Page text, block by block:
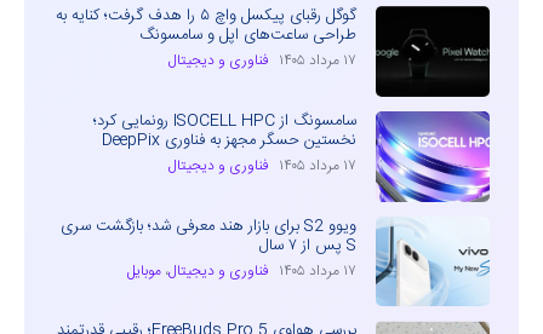
گوگل رقبای پیکسل واچ ۵ را هدف گرفت؛ کنایه به
طراحی ساعت‌های اپل و سامسونگ
۱۷ مرداد ۱۴۰۵ فناوری و دیجیتال
سامسونگ از ISOCELL HPC رونمایی کرد؛
نخستین حسگر مجهز به فناوری DeepPix
۱۷ مرداد ۱۴۰۵ فناوری و دیجیتال
ویوو S2 برای بازار هند معرفی شد؛ بازگشت سری
S پس از ۷ سال
۱۷ مرداد ۱۴۰۵ فناوری و دیجیتال، موبایل